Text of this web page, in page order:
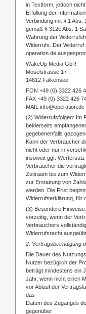
in Textform, jedoch
Erfüllung der
Verbindung mit § 1 Abs.
gemäß § 312e Abs. 1
Wahrung der
Widerrufs. Der
operation.de
WakeUp Media GbR
Moselstrasse 17
14612 Falkensee
FON +49 (0) 3322 426
FAX +49 (0) 3322 426
MAIL info@operation.de
(2) Widerrufsfolgen: Im
beiderseits
gegebenenfalls
Kann der Verbraucher
nicht oder nur in
insoweit ggf.
Verbraucher die
Zeitraum bis zum
zur Erstattung von
werden. Die Frist
Widerrufserklärung, für
(3) Besondere
vorzeitig, wenn der
Verbrauchers
Widerrufsrecht
2. Vertragsbeendigung
Die Dauer des
Nutzer bezüglich der
beträgt mindestens ein
Jahr, wenn nicht einen
vor Ablauf der
das
Datum des Zuganges
gegenüber